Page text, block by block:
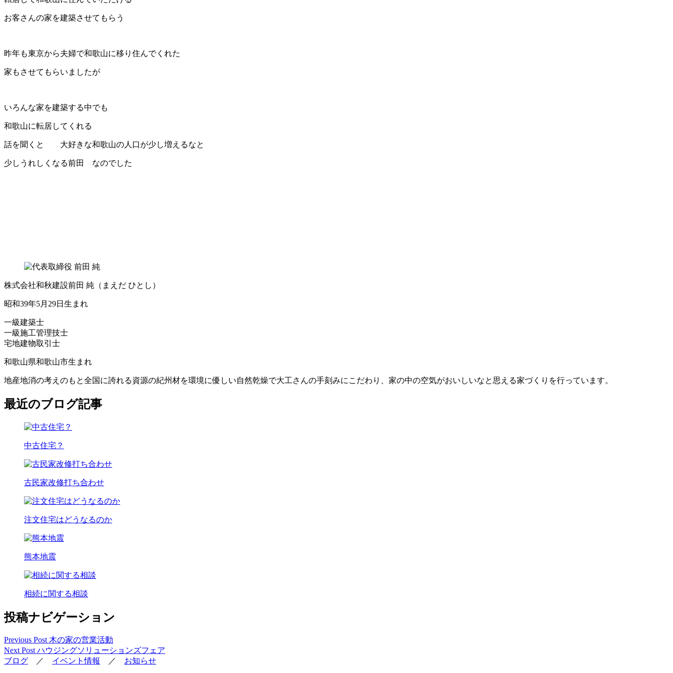
お客さんの家を建築させてもらう
昨年も東京から夫婦で和歌山に移り住んでくれた
家もさせてもらいましたが
いろんな家を建築する中でも
和歌山に転居してくれる
話を聞くと 大好きな和歌山の人口が少し増えるなと
少しうれしくなる前田 なのでした
株式会社和秋建設前田 純 （まえだ ひとし）
昭和39年5月29日生まれ
一級建築士
一級施工管理技士
宅地建物取引士
和歌山県和歌山市生まれ
地産地消の考えのもと全国に誇れる資源の紀州材を環境に優しい自然乾燥で大工さんの手刻みにこだわり、家の中の空気がおいしいなと思える家づくりを行っています。
最近のブログ記事
中古住宅？
古民家改修打ち合わせ
注文住宅はどうなるのか
熊本地震
相続に関する相談
投稿ナビゲーション
Previous Post木の家の営業活動
Next Postハウジングソリューションズフェア
ブログ ／ イベント情報 ／ お知らせ